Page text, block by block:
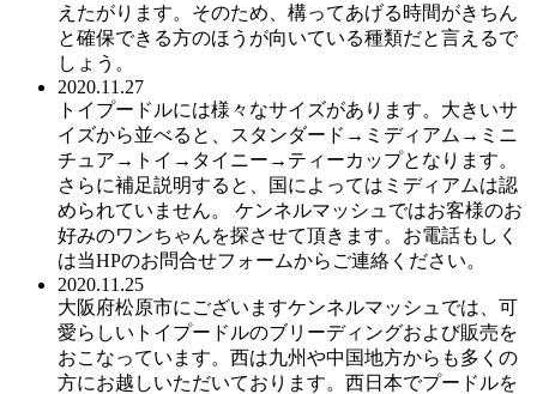
えたがります。そのため、構ってあげる時間がきちん
と確保できる方のほうが向いている種類だと言えるで
しょう。
2020.11.27
トイプードルには様々なサイズがあります。大きいサ
イズから並べると、スタンダード→ミディアム→ミニ
チュア→トイ→タイニー→ティーカップとなります。
さらに補足説明すると、国によってはミディアムは認
められていません。 ケンネルマッシュではお客様のお
好みのワンちゃんを探させて頂きます。お電話もしく
は当HPのお問合せフォームからご連絡ください。
2020.11.25
大阪府松原市にございますケンネルマッシュでは、可
愛らしいトイプードルのブリーディングおよび販売を
おこなっています。西は九州や中国地方からも多くの
方にお越しいただいております。西日本でプードルを